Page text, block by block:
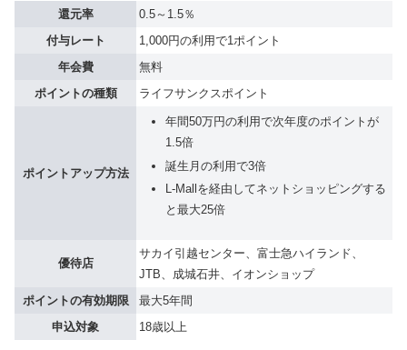
還元率
0.5～1.5％
付与レート
1,000円の利用で1ポイント
年会費
無料
ポイントの種類
ライフサンクスポイント
ポイントアップ方法
年間50万円の利用で次年度のポイントが
1.5倍
誕生月の利用で3倍
L-Mallを経由してネットショッピングする
と最大25倍
優待店
サカイ引越センター、富士急ハイランド、
JTB、成城石井、イオンショップ
ポイントの有効期限
最大5年間
申込対象
18歳以上